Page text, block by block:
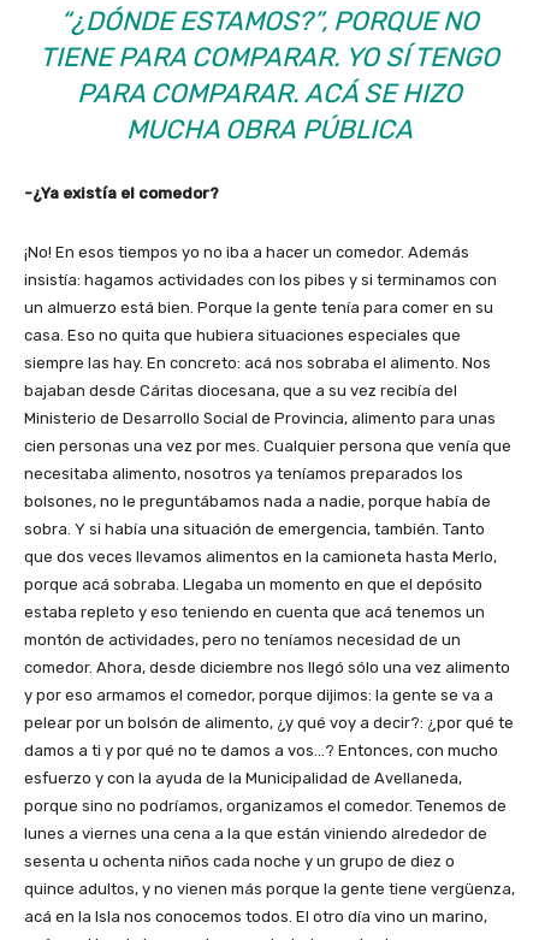
“¿DÓNDE ESTAMOS?”, PORQUE NO
TIENE PARA COMPARAR. YO SÍ TENGO
PARA COMPARAR. ACÁ SE HIZO
MUCHA OBRA PÚBLICA
-¿Ya existía el comedor?
¡No! En esos tiempos yo no iba a hacer un comedor. Además
insistía: hagamos actividades con los pibes y si terminamos con
un almuerzo está bien. Porque la gente tenía para comer en su
casa. Eso no quita que hubiera situaciones especiales que
siempre las hay. En concreto: acá nos sobraba el alimento. Nos
bajaban desde Cáritas diocesana, que a su vez recibía del
Ministerio de Desarrollo Social de Provincia, alimento para unas
cien personas una vez por mes. Cualquier persona que venía que
necesitaba alimento, nosotros ya teníamos preparados los
bolsones, no le preguntábamos nada a nadie, porque había de
sobra. Y si había una situación de emergencia, también. Tanto
que dos veces llevamos alimentos en la camioneta hasta Merlo,
porque acá sobraba. Llegaba un momento en que el depósito
estaba repleto y eso teniendo en cuenta que acá tenemos un
montón de actividades, pero no teníamos necesidad de un
comedor. Ahora, desde diciembre nos llegó sólo una vez alimento
y por eso armamos el comedor, porque dijimos: la gente se va a
pelear por un bolsón de alimento, ¿y qué voy a decir?: ¿por qué te
damos a ti y por qué no te damos a vos…? Entonces, con mucho
esfuerzo y con la ayuda de la Municipalidad de Avellaneda,
porque sino no podríamos, organizamos el comedor. Tenemos de
lunes a viernes una cena a la que están viniendo alrededor de
sesenta u ochenta niños cada noche y un grupo de diez o
quince adultos, y no vienen más porque la gente tiene vergüenza,
acá en la Isla nos conocemos todos. El otro día vino un marino,